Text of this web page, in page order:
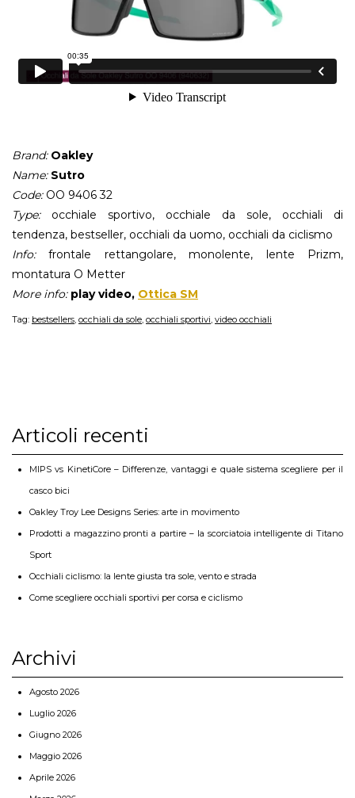
Brand:Oakley
Name:Sutro
Code:OO 9406 32
Type:occhiale sportivo, occhiale da sole, occhiali di
tendenza, bestseller, occhiali da uomo, occhiali da ciclismo
Info:frontale rettangolare, monolente, lente Prizm,
montatura O Metter
More info:play video, Ottica SM
Tag: bestsellers, occhiali da sole, occhiali sportivi, video occhiali
Articoli recenti
MIPS vs KinetiCore – Differenze, vantaggi e quale sistema scegliere per il
casco bici
Oakley Troy Lee Designs Series: arte in movimento
Prodotti a magazzino pronti a partire – la scorciatoia intelligente di Titano
Sport
Occhiali ciclismo: la lente giusta tra sole, vento e strada
Come scegliere occhiali sportivi per corsa e ciclismo
Archivi
Agosto 2026
Luglio 2026
Giugno 2026
Maggio 2026
Aprile 2026